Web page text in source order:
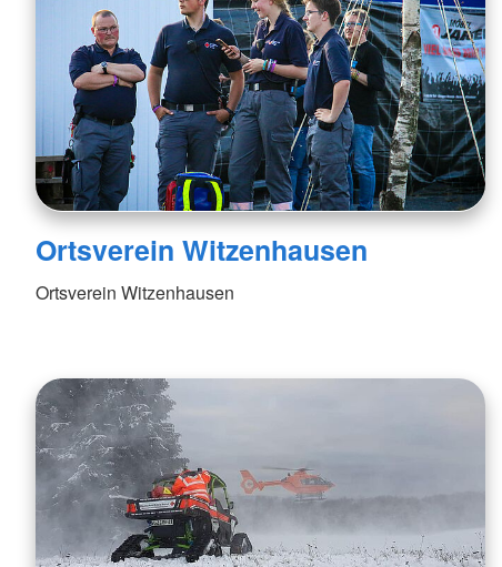
Ortsverein Witzenhausen
Ortsverein Witzenhausen